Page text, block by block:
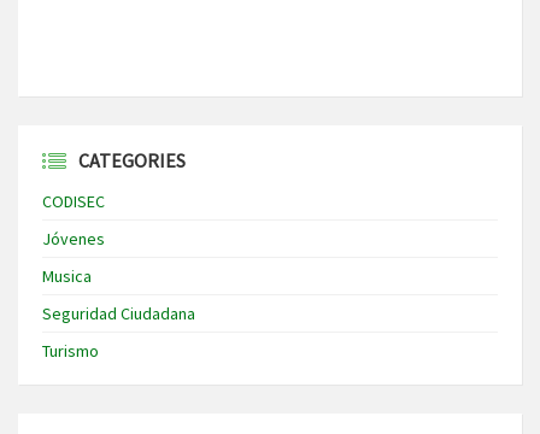
CATEGORIES
CODISEC
Jóvenes
Musica
Seguridad Ciudadana
Turismo